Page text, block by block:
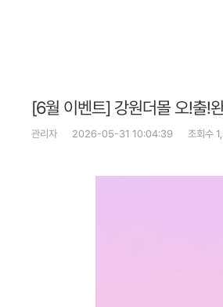
[6월 이벤트] 강원더몰 오!출!
관리자 2026-05-31 10:04:39 조회수